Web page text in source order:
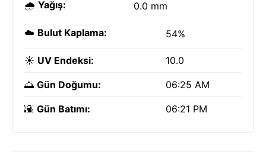
🌧️ Yağış: 0.0 mm
☁️ Bulut Kaplama: 54%
☀️ UV Endeksi: 10.0
🌅 Gün Doğumu: 06:25 AM
🌇 Gün Batımı: 06:21 PM